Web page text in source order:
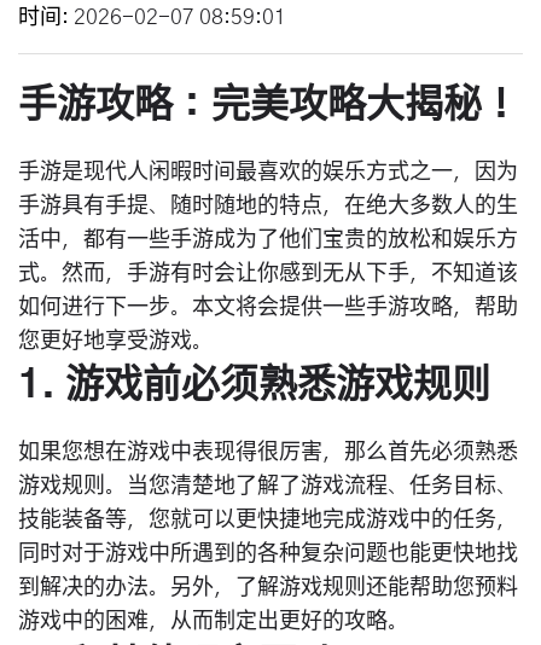
时间 2026-02-07 08:59:01
手游攻略：完美攻略大揭秘！
手游是现代人闲暇时间最喜欢的娱乐方式之一，因为
手游具有手提、随时随地的特点，在绝大多数人的生
活中，都有一些手游成为了他们宝贵的放松和娱乐方
式。然而，手游有时会让你感到无从下手，不知道该
如何进行下一步。本文将会提供一些手游攻略，帮助
您更好地享受游戏。
1. 游戏前必须熟悉游戏规则
如果您想在游戏中表现得很厉害，那么首先必须熟悉
游戏规则。当您清楚地了解了游戏流程、任务目标、
技能装备等，您就可以更快捷地完成游戏中的任务，
同时对于游戏中所遇到的各种复杂问题也能更快地找
到解决的办法。另外，了解游戏规则还能帮助您预料
游戏中的困难，从而制定出更好的攻略。